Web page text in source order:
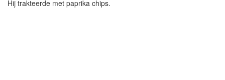
Hij trakteerde met paprika chips.